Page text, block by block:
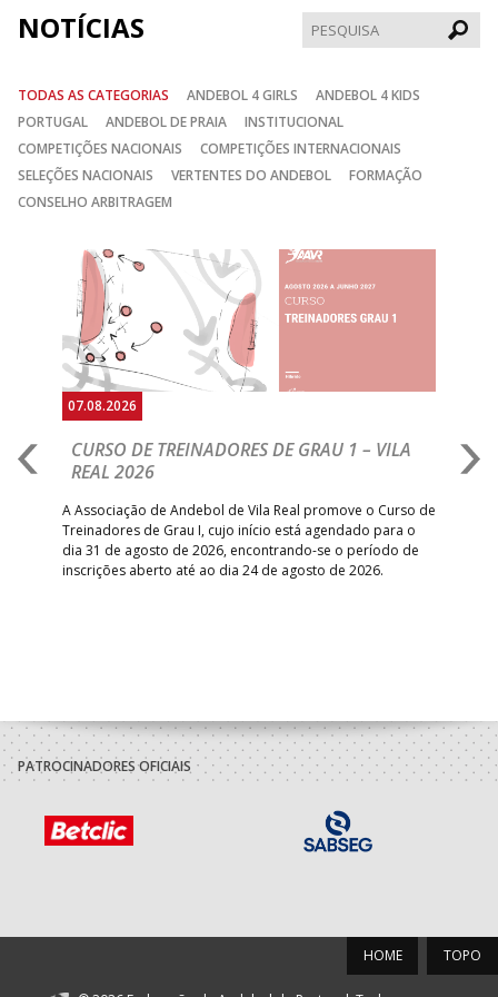
NOTÍCIAS
TODAS AS CATEGORIAS ANDEBOL 4 GIRLS
ANDEBOL 4 KIDS
PORTUGAL
ANDEBOL DE PRAIA
INSTITUCIONAL
COMPETIÇÕES NACIONAIS
COMPETIÇÕES INTERNACIONAIS
SELEÇÕES NACIONAIS
VERTENTES DO ANDEBOL
FORMAÇÃO
CONSELHO ARBITRAGEM
07.08.2026
CURSO DE TREINADORES DE GRAU 1 – VILA
REAL 2026
A Associação de Andebol de Vila Real promove o Curso de
Treinadores de Grau I, cujo início está agendado para o
dia 31 de agosto de 2026, encontrando-se o período de
inscrições aberto até ao dia 24 de agosto de 2026.
Anterior
PATROCINADORES OFICIAIS
TOPO
HOME